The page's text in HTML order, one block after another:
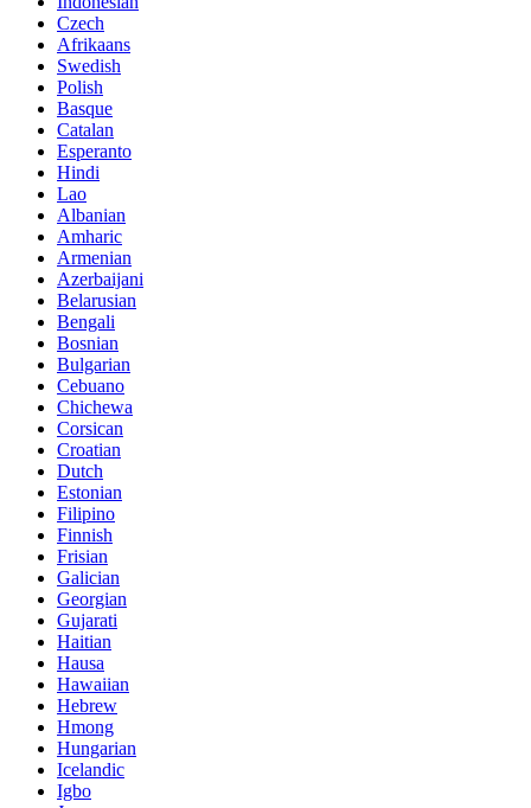
Czech
Afrikaans
Swedish
Polish
Basque
Catalan
Esperanto
Hindi
Lao
Albanian
Amharic
Armenian
Azerbaijani
Belarusian
Bengali
Bosnian
Bulgarian
Cebuano
Chichewa
Corsican
Croatian
Dutch
Estonian
Filipino
Finnish
Frisian
Galician
Georgian
Gujarati
Haitian
Hausa
Hawaiian
Hebrew
Hmong
Hungarian
Icelandic
Igbo